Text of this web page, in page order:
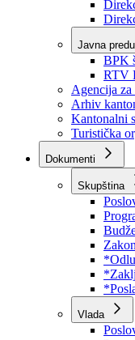
Direkcije
Javna
BPK
RTV
Agencija za
Arhiv
Kantonalni
Turistička
Dokumenti
Skupština